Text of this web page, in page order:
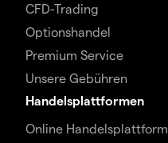
CFD-Trading
Optionshandel
Premium Service
Unsere Gebühren
Handelsplattformen
Online Handelsplattform